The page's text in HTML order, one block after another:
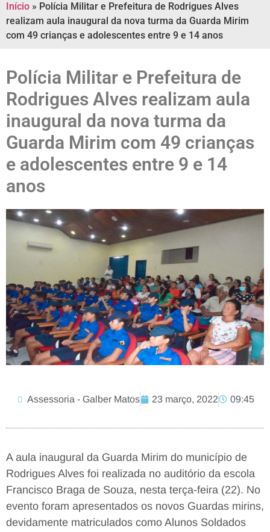
Início » Polícia Militar e Prefeitura de Rodrigues Alves
realizam aula inaugural da nova turma da Guarda Mirim
com 49 crianças e adolescentes entre 9 e 14 anos
Polícia Militar e Prefeitura de
Rodrigues Alves realizam aula
inaugural da nova turma da
Guarda Mirim com 49 crianças
e adolescentes entre 9 e 14
anos
Assessoria - Galber Matos 23 março, 2022 09:45
A aula inaugural da Guarda Mirim do município de
Rodrigues Alves foi realizada no auditório da escola
Francisco Braga de Souza, nesta terça-feira (22). No
evento foram apresentados os novos Guardas mirins,
devidamente matriculados como Alunos Soldados